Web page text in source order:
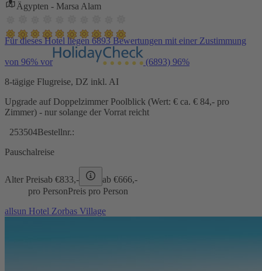
Ägypten - Marsa Alam
Für dieses Hotel liegen 6893 Bewertungen mit einer Zustimmung
von 96% vor (6893) 96%
8-tägige Flugreise, DZ inkl. AI
Upgrade auf Doppelzimmer Poolblick (Wert: € ca. € 84,- pro
Zimmer) - nur solange der Vorrat reicht
253504Bestellnr.:
Pauschalreise
Alter Preisab €833,- ab €666,-
pro PersonPreis pro Person
allsun Hotel Zorbas Village